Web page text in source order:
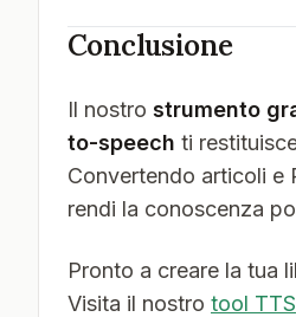
Conclusione
Il nostro strumento
to-speech ti
Convertendo articoli e
rendi la conoscenza
Pronto a creare la tua
Visita il nostro tool TTS